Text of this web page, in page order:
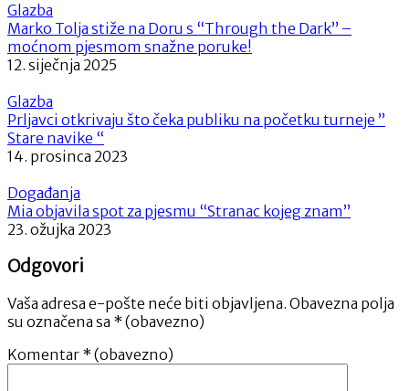
Glazba
Marko Tolja stiže na Doru s “Through the Dark” –
moćnom pjesmom snažne poruke!
12. siječnja 2025
Glazba
Prljavci otkrivaju što čeka publiku na početku turneje ”
Stare navike “
14. prosinca 2023
Događanja
Mia objavila spot za pjesmu “Stranac kojeg znam”
23. ožujka 2023
Odgovori
Vaša adresa e-pošte neće biti objavljena. Obavezna polja
su označena sa * (obavezno)
Komentar * (obavezno)